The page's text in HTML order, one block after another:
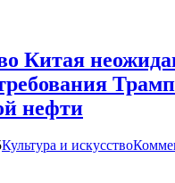
Китая
нефти
Культура и искусство